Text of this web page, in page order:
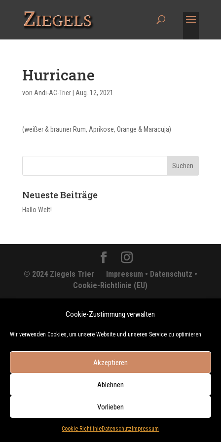
Cookie-Zustimmung verwalten
Wir verwenden Cookies, um unsere Website und unseren Service zu optimieren.
Akzeptieren
Ablehnen
Vorlieben
Cookie-RichtlinieDatenschutz Impressum
Hurricane
von Andi-AC-Trier| Aug. 12, 2021
(weißer & brauner Rum, Aprikose, Orange & Maracuja)
Neueste Beiträge
Hallo Welt!
© 2024 Ziegels Trier Impressum • Datenschutz •
Cookie-Richtlinie (EU)